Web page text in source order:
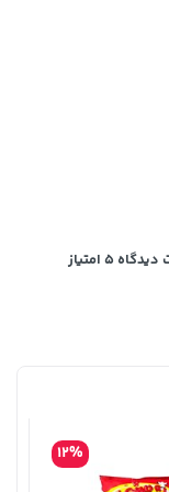
با ثبت دیدگاه 5 امتیاز
12%